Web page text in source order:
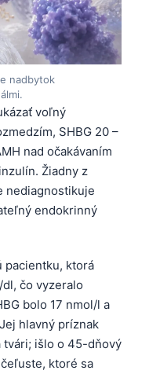
nadbytok
voľný
SHBG 20 –
nad očakávaním
Žiadny z
nediagnostikuje
endokrinný
pacientku, ktorá
čo vyzeralo
bolo 17 nmol/l a
hlavný príznak
tvári; išlo o 45-dňový
ktoré sa